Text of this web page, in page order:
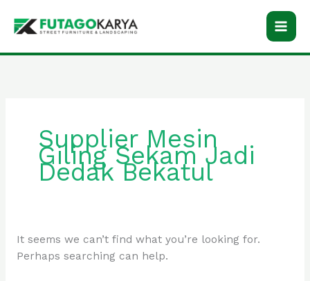
Supplier Mesin
Giling Sekam Jadi
Dedak Bekatul
It seems we can’t find what you’re looking for.
Perhaps searching can help.
for: